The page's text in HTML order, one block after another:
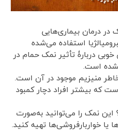
درمان بیماری‌هایی
استفاده می‌شده
دربارۀ تأثیر نمک حمام در
است.
منیزیم موجود در آن است.
که بیشتر افراد دچار کمبود
این نمک را می‌توانید به‌صورت
یا خواربارفروشی‌ها تهیه کنید.